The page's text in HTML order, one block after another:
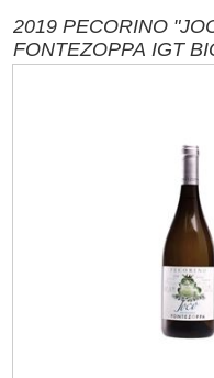
2019 PECORINO